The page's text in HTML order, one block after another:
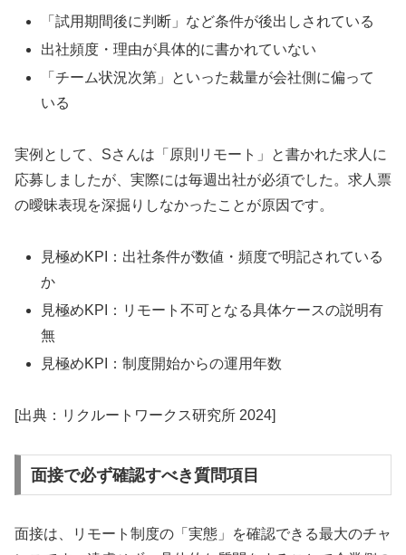
「試用期間後に判断」など条件が後出しされている
出社頻度・理由が具体的に書かれていない
「チーム状況次第」といった裁量が会社側に偏って
いる
実例として、Sさんは「原則リモート」と書かれた求人に
応募しましたが、実際には毎週出社が必須でした。求人票
の曖昧表現を深掘りしなかったことが原因です。
見極めKPI：出社条件が数値・頻度で明記されている
か
見極めKPI：リモート不可となる具体ケースの説明有
無
見極めKPI：制度開始からの運用年数
[出典：リクルートワークス研究所 2024]
面接で必ず確認すべき質問項目
面接は、リモート制度の「実態」を確認できる最大のチャ